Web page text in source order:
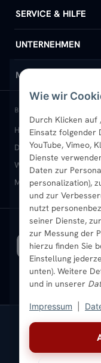
Wie wir
Durch Klicken auf
Einsatz folgender
YouTube, Vimeo,
Dienste
Daten zur
personalization),
und zur
nutzt
seiner Dienste,
zur Messung der
hierzu finden Sie
Einstellung
unten). Weitere
und in unserer
Impressum
Badheizkörper
Handtuchheizkörper
Design-Heizkörper
Paneelheizkörper
Vertikal-Heizkörper
Heizkörper-Zubehör
SERVICE & HILFE
Hilfe & Kontakt
Versand & Lieferung
Rückgabe & Widerruf
Garantie &
Montageservice vor
Sendung verfolgen
UNTERNEHMEN
Wir über uns
Standort & Abholung
B2B-Kunden
Karriere
Ratgeber
Bestpreisgarantie
MEIN KONTO
Anmelden / Mein
Merkliste
Newsletter
Aktuelle Angebote
BELIEBTE
Heizkörper kaufen
Design-Heizkörper
Wandheizkörper
Mischbetrieb-
SICHERE
* Alle Preise inkl.